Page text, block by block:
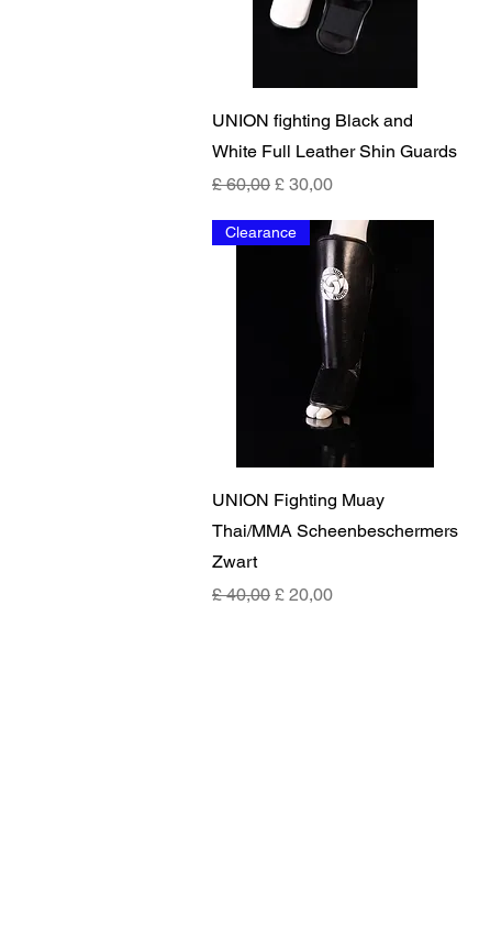
Snel overzicht
UNION fighting Black and
White Full Leather Shin Guards
Normale prijs
£ 60,00 Verkoopprijs
£ 30,00
Snel overzicht
Clearance
UNION Fighting Muay
Thai/MMA Scheenbeschermers
Zwart
Normale prijs
£ 40,00 Verkoopprijs
£ 20,00